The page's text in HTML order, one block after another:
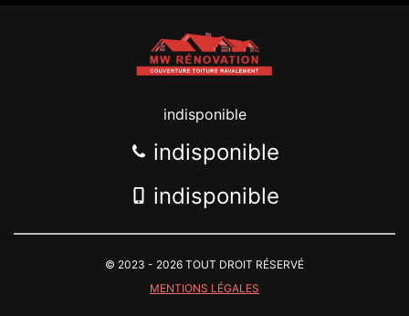
indisponible
indisponible
indisponible
© 2023 - 2026 TOUT DROIT RÉSERVÉ
MENTIONS LÉGALES